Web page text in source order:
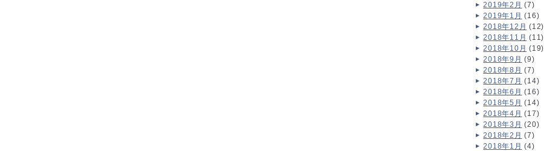
2019年2月 (7)
2019年1月 (16)
2018年12月 (12)
2018年11月 (11)
2018年10月 (19)
2018年9月 (9)
2018年8月 (7)
2018年7月 (14)
2018年6月 (16)
2018年5月 (14)
2018年4月 (17)
2018年3月 (20)
2018年2月 (7)
2018年1月 (4)